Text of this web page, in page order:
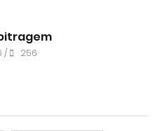
/ 256